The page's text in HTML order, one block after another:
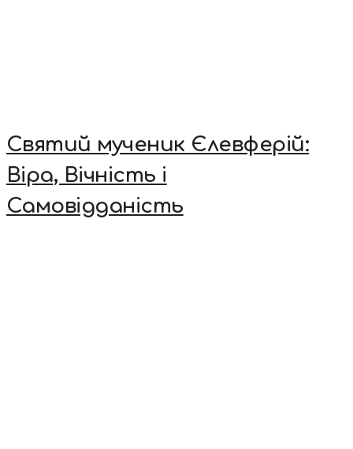
Святий мученик Єлевферій:
Віра, Вічність і
Самовідданість